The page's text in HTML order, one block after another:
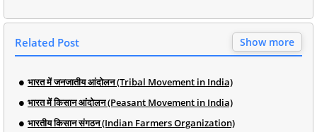
Related Post Show more
भारत में जनजातीय आंदोलन (Tribal Movement in India)
भारत में किसान आंदोलन (Peasant Movement in India)
भारतीय किसान संगठन (Indian Farmers Organization)